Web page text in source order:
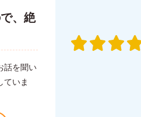
、絶
話を聞い
ていま